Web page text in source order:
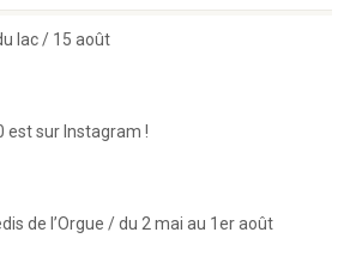
lac / 15 août
est sur Instagram !
de l’Orgue / du 2 mai au 1er août